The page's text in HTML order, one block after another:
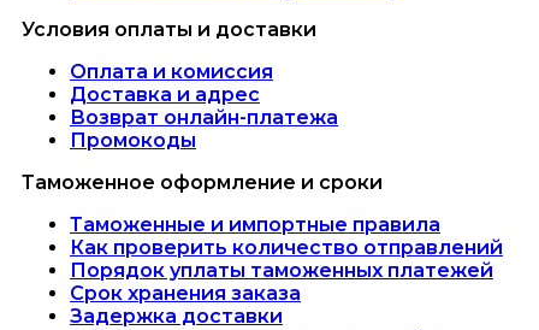
Условия оплаты и доставки
Оплата и комиссия
Доставка и адрес
Возврат онлайн-платежа
Промокоды
Таможенное оформление и сроки
Таможенные и импортные правила
Как проверить количество отправлений
Порядок уплаты таможенных платежей
Срок хранения заказа
Задержка доставки